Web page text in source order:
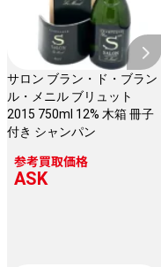
サロン ブラン・ド・ブラン
ル・メニル ブリュット
2015 750ml 12% 木箱 冊子
付き シャンパン
参考買取価格
ASK